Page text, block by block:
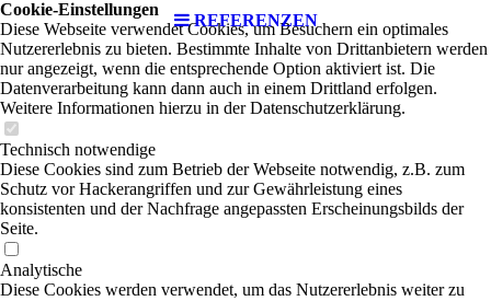
REFERENZEN
Cookie-Einstellungen
Diese Webseite verwendet Cookies, um Besuchern ein optimales
Nutzererlebnis zu bieten. Bestimmte Inhalte von Drittanbietern werden
nur angezeigt, wenn die entsprechende Option aktiviert ist. Die
Datenverarbeitung kann dann auch in einem Drittland erfolgen.
Weitere Informationen hierzu in der Datenschutzerklärung.
Technisch notwendige
Diese Cookies sind zum Betrieb der Webseite notwendig, z.B. zum
Schutz vor Hackerangriffen und zur Gewährleistung eines
konsistenten und der Nachfrage angepassten Erscheinungsbilds der
Seite.
Analytische
Diese Cookies werden verwendet, um das Nutzererlebnis weiter zu